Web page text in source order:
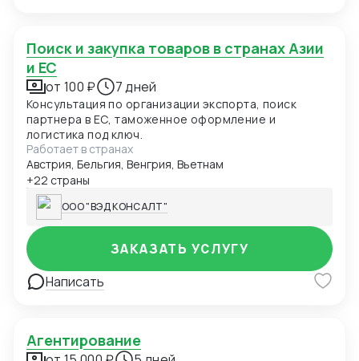
Поиск и закупка товаров в странах Азии
и ЕС
от 100 ₽ 7 дней
Консультация по организации экспорта, поиск
партнера в ЕС, таможенное оформление и
логистика под ключ.
Работает в странах
Австрия, Бельгия, Венгрия, Вьетнам
+22 страны
ООО "ВЭД КОНСАЛТ"
Написать
ЗАКАЗАТЬ УСЛУГУ
Агентирование